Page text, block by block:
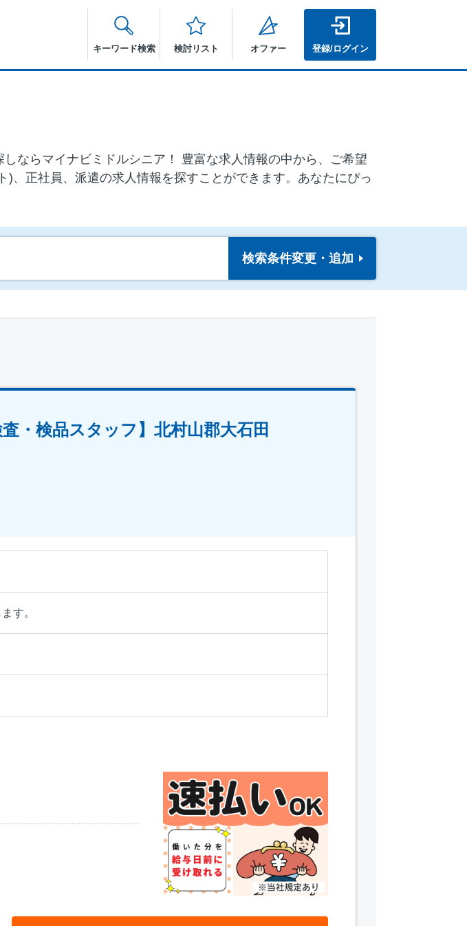
キーワード検索 検討リスト オファー 登録/ログイン
ならマイナビミドルシニア！ 豊富な求人情報の中から、ご希望
、正社員、派遣の求人情報を探すことができます。あなたにぴっ
検索条件変更・追加
・検品スタッフ】北村山郡大石田
す。